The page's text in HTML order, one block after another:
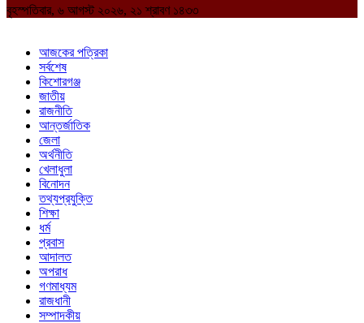
বৃহস্পতিবার, ৬ আগস্ট ২০২৬, ২১ শ্রাবণ ১৪৩৩
আজকের পত্রিকা
সর্বশেষ
কিশোরগঞ্জ
জাতীয়
রাজনীতি
আন্তর্জাতিক
জেলা
অর্থনীতি
খেলাধুলা
বিনোদন
তথ্যপ্রযুক্তি
শিক্ষা
ধর্ম
প্রবাস
আদালত
অপরাধ
গণমাধ্যম
রাজধানী
সম্পাদকীয়